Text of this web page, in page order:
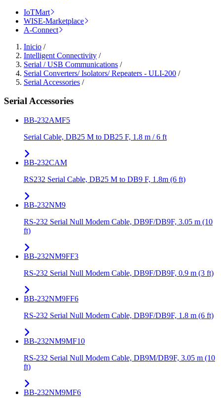
IoTMart
WISE-Marketplace
A-Connect
Inicio /
Intelligent Connectivity /
Serial / USB Communications /
Serial Converters/ Isolators/ Repeaters - ULI-200 /
Serial Accessories /
Serial Accessories
BB-232AMF5
Serial Cable, DB25 M to DB25 F, 1.8 m / 6 ft
BB-232CAM
RS232 Serial Cable, DB25 M to DB9 F, 1.8m (6 ft)
BB-232NM9
RS-232 Serial Null Modem Cable, DB9F/DB9F, 3.05 m (10
ft)
BB-232NM9FF3
RS-232 Serial Null Modem Cable, DB9F/DB9F, 0.9 m (3 ft)
BB-232NM9FF6
RS-232 Serial Null Modem Cable, DB9F/DB9F, 1.8 m (6 ft)
BB-232NM9MF10
RS-232 Serial Null Modem Cable, DB9M/DB9F, 3.05 m (10
ft)
BB-232NM9MF6